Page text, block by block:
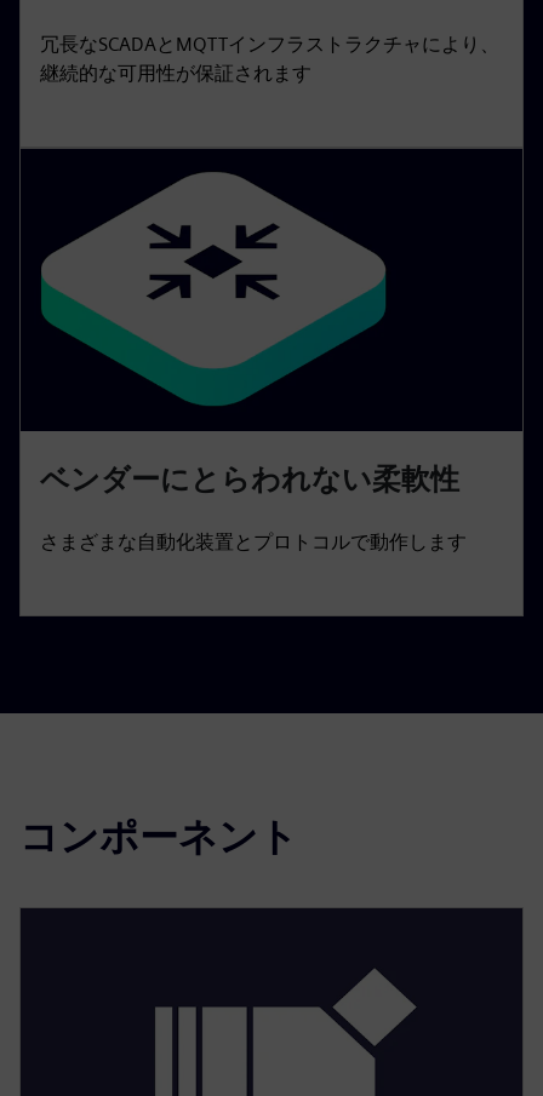
冗長なSCADAとMQTTインフラストラクチャにより、
継続的な可用性が保証されます
ベンダーにとらわれない柔軟性
さまざまな自動化装置とプロトコルで動作します
コンポーネント